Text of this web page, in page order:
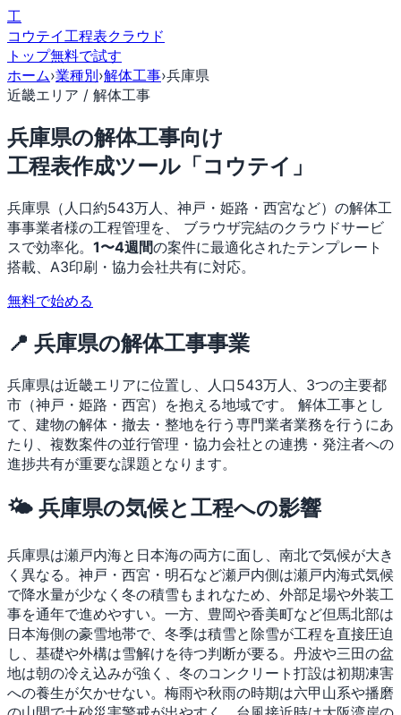
工
コウテイ工程表クラウド
トップ無料で試す
ホーム›業種別›解体工事›兵庫県
近畿エリア / 解体工事
兵庫県の解体工事向け
工程表作成ツール「コウテイ」
兵庫県（人口約543万人、神戸・姫路・西宮など）の解体工
事事業者様の工程管理を、 ブラウザ完結のクラウドサービ
スで効率化。 1〜4週間の案件に最適化されたテンプレート
搭載、A3印刷・協力会社共有に対応。
無料で始める
📍 兵庫県の解体工事事業
兵庫県は近畿エリアに位置し、人口543万人、3つの主要都
市（神戸・姫路・西宮）を抱える地域です。 解体工事とし
て、建物の解体・撤去・整地を行う専門業者業務を行うにあ
たり、複数案件の並行管理・協力会社との連携・発注者への
進捗共有が重要な課題となります。
🌤 兵庫県の気候と工程への影響
兵庫県は瀬戸内海と日本海の両方に面し、南北で気候が大き
く異なる。神戸・西宮・明石など瀬戸内側は瀬戸内海式気候
で降水量が少なく冬の積雪もまれなため、外部足場や外装工
事を通年で進めやすい。一方、豊岡や香美町など但馬北部は
日本海側の豪雪地帯で、冬季は積雪と除雪が工程を直接圧迫
し、基礎や外構は雪解けを待つ判断が要る。丹波や三田の盆
地は朝の冷え込みが強く、冬のコンクリート打設は初期凍害
への養生が欠かせない。梅雨や秋雨の時期は六甲山系や播磨